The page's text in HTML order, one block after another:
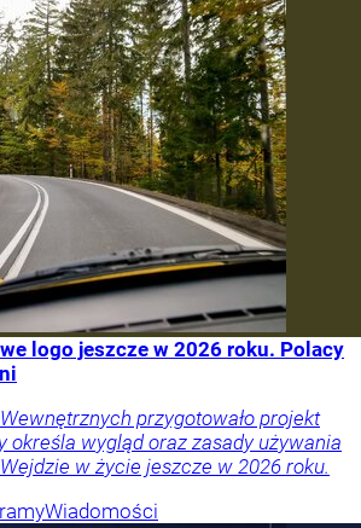
logo jeszcze w 2026 roku. Polacy
przygotowało projekt
określa wygląd oraz zasady używania
w życie jeszcze w 2026 roku.
Wiadomości